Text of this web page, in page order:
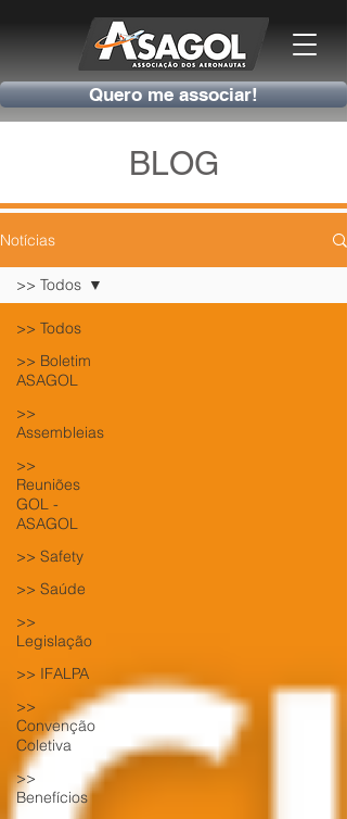
Quero me associar!
BLOG
Notícias
>> Todos
>> Boletim
ASAGOL
>>
Assembleias
>>
Reuniões
GOL -
ASAGOL
>> Safety
>> Saúde
>>
Legislação
>> IFALPA
>>
Convenção
Coletiva
>>
Benefícios
>> Todos